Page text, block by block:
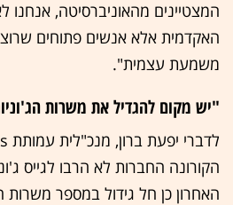
המצטיינים מהאוניברסיטה, אנחנו
האקדמית אלא אנשים פתוחים
משמעת עצמית".
"יש מקום להגדיל את משרות
הקורונה החברות לא הרבו לגייס
האחרון כן חל גידול במספר משרות